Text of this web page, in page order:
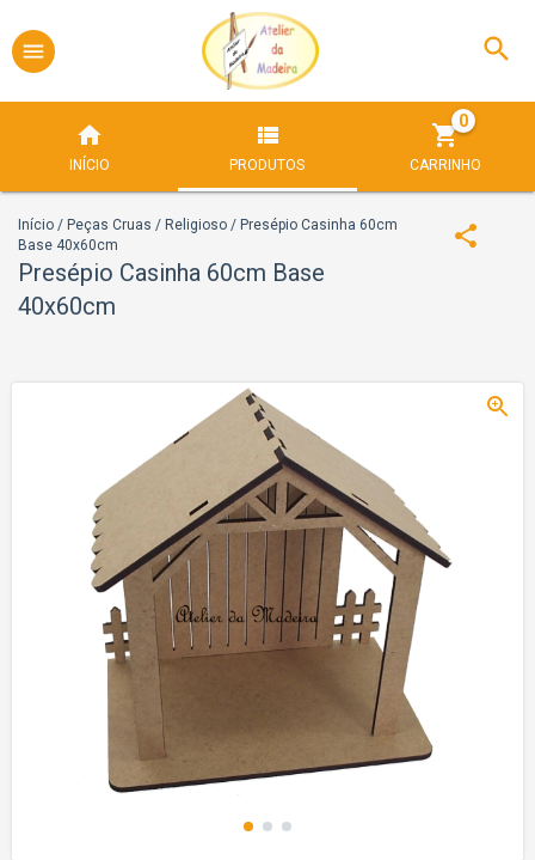
INÍCIO PRODUTOS CARRINHO
0
Início / Peças Cruas / Religioso / Presépio Casinha 60cm
Base 40x60cm
Presépio Casinha 60cm Base
40x60cm